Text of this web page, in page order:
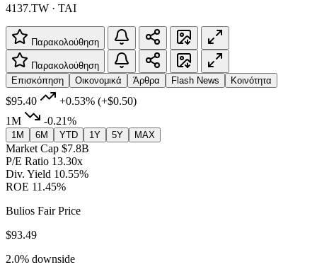
4137.TW · TAI
Παρακολούθηση
Παρακολούθηση
Επισκόπηση
Οικονομικά Άρθρα Flash News Κοινότητα
$95.40 +0.53% (+$0.50)
1M
-0.21%
1M 6M YTD 1Y 5Y MAX
Market Cap $7.8B
P/E Ratio 13.30x
Div. Yield 10.55%
ROE 11.45%
Bulios Fair Price
$93.49
2.0% downside